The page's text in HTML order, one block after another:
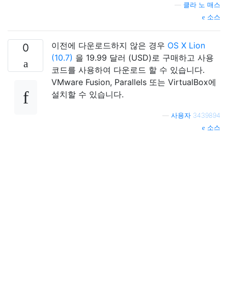
클라 노 매스
소스
0 이전에 다운로드하지 않은 경우 OS X Lion
(10.7) 을 19.99 달러 (USD)로 구매하고 사용
코드를 사용하여 다운로드 할 수 있습니다.
VMware Fusion, Parallels 또는 VirtualBox에
설치할 수 있습니다.
사용자 3439894
소스